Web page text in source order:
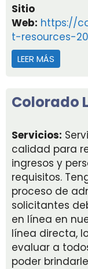
Sitio
Web: https://
t-resources-
LEER MÁS
Colorado
Servicios:
calidad para
ingresos y
requisitos.
proceso de
solicitantes
en línea en
línea directa,
evaluar a
poder